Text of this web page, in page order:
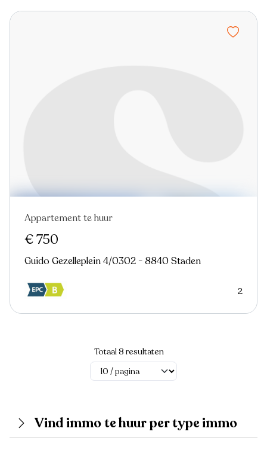
Appartement te huur
€ 750
Guido Gezelleplein 4/0302 - 8840 Staden
2
Totaal 8 resultaten
Vind immo te huur per type immo